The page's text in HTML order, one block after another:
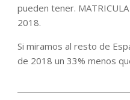
pueden tener.
2018.
Si miramos al resto de
de 2018 un 33% menos